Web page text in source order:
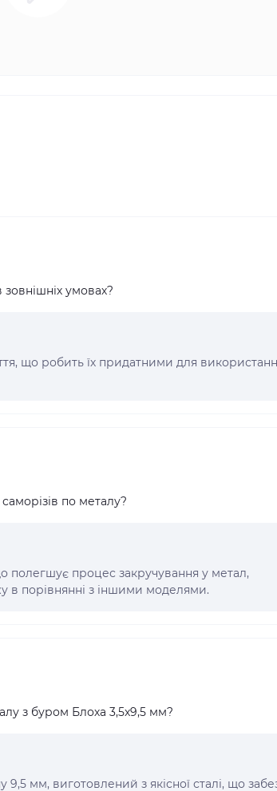
умовах?
що робить їх придатними для
по металу?
полегшує процес закручування у метал,
в порівнянні з іншими моделями.
з буром Блоха 3,5x9,5 мм?
мм, виготовлений з якісної сталі, що